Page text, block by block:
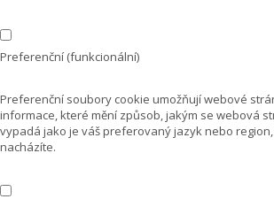
Preferenční (funkcionální)
Preferenční soubory cookie umožňují webové
informace, které mění způsob, jakým se webová
vypadá jako je váš preferovaný jazyk nebo
nacházíte.